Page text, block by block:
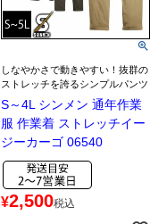
しなやかさで動きやすい！抜群の
ストレッチを誇るシンプルパンツ
S～4L シンメン 通年作業
服 作業着 ストレッチイー
ジーカーゴ 06540
¥2,500税込